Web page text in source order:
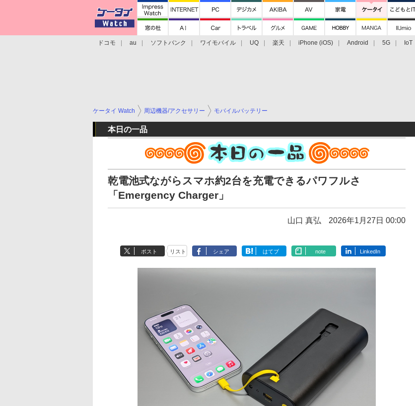
ドコモ au ソフトバンク ワイモバイル UQ 楽天 iPhone (iOS) Android 5G IoT
ケータイ Watch 周辺機器/アクセサリー モバイルバッテリー
本日の一品
乾電池式ながらスマホ約2台を充電できるパワフルさ
「Emergency Charger」
山口 真弘 2026年1月27日 00:00
ポスト リスト シェア はてブ note LinkedIn